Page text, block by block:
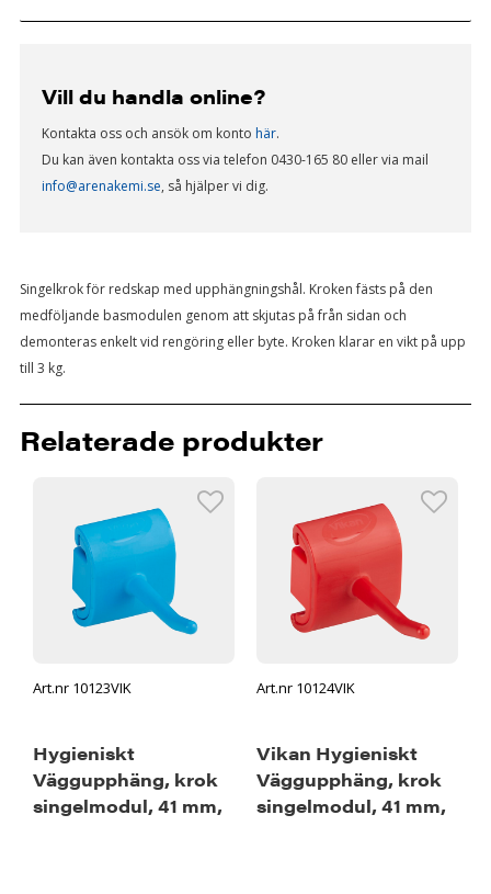
Vill du handla online?
Kontakta oss och ansök om konto här.
Du kan även kontakta oss via telefon 0430-165 80 eller via mail
info@arenakemi.se, så hjälper vi dig.
Singelkrok för redskap med upphängningshål. Kroken fästs på den
medföljande basmodulen genom att skjutas på från sidan och
demonteras enkelt vid rengöring eller byte. Kroken klarar en vikt på upp
till 3 kg.
Relaterade produkter
Art.nr 10123VIK
Hygieniskt
Väggupphäng, krok
singelmodul, 41 mm,
Art.nr 10124VIK
Vikan Hygieniskt
Väggupphäng, krok
singelmodul, 41 mm,